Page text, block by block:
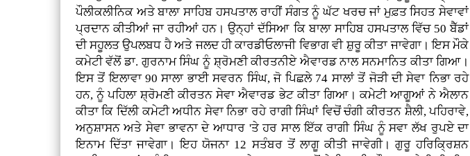
ਪੌਲੀਕਲੀਨਿਕ ਅਤੇ ਬਾਲਾ ਸਾਹਿਬ ਹਸਪਤਾਲ ਰਾਹੀਂ ਸੰਗਤ ਨੂੰ ਘੱਟ ਖਰਚ ਜਾਂ ਮੁਫ਼ਤ ਸਿਹਤ ਸੇਵਾਵਾਂ
ਪ੍ਰਦਾਨ ਕੀਤੀਆਂ ਜਾ ਰਹੀਆਂ ਹਨ। ਉਨ੍ਹਾਂ ਦੱਸਿਆ ਕਿ ਬਾਲਾ ਸਾਹਿਬ ਹਸਪਤਾਲ ਵਿੱਚ 50 ਬੈੱਡਾਂ
ਦੀ ਸਹੂਲਤ ਉਪਲਬਧ ਹੈ ਅਤੇ ਜਲਦ ਹੀ ਕਾਰਡੀਓਲਾਜੀ ਵਿਭਾਗ ਵੀ ਸ਼ੁਰੂ ਕੀਤਾ ਜਾਵੇਗਾ। ਇਸ ਮੌਕੇ
ਕਮੇਟੀ ਵੱਲੋਂ ਡਾ. ਗੁਰਨਾਮ ਸਿੰਘ ਨੂੰ ਸ਼੍ਰੋਮਣੀ ਕੀਰਤਨੀਏ ਐਵਾਰਡ ਨਾਲ ਸਨਮਾਨਿਤ ਕੀਤਾ ਗਿਆ।
ਇਸ ਤੋਂ ਇਲਾਵਾ 90 ਸਾਲਾ ਭਾਈ ਸਵਰਨ ਸਿੰਘ, ਜੋ ਪਿਛਲੇ 74 ਸਾਲਾਂ ਤੋਂ ਜੋੜੀ ਦੀ ਸੇਵਾ ਨਿਭਾ ਰਹੇ
ਹਨ, ਨੂੰ ਪਹਿਲਾ ਸ਼੍ਰੋਮਣੀ ਕੀਰਤਨ ਸੇਵਾ ਐਵਾਰਡ ਭੇਟ ਕੀਤਾ ਗਿਆ। ਕਮੇਟੀ ਆਗੂਆਂ ਨੇ ਐਲਾਨ
ਕੀਤਾ ਕਿ ਦਿੱਲੀ ਕਮੇਟੀ ਅਧੀਨ ਸੇਵਾ ਨਿਭਾ ਰਹੇ ਰਾਗੀ ਸਿੰਘਾਂ ਵਿਚੋਂ ਚੰਗੀ ਕੀਰਤਨ ਸ਼ੈਲੀ, ਪਹਿਰਾਵੇ,
ਅਨੁਸ਼ਾਸਨ ਅਤੇ ਸੇਵਾ ਭਾਵਨਾ ਦੇ ਆਧਾਰ 'ਤੇ ਹਰ ਸਾਲ ਇੱਕ ਰਾਗੀ ਸਿੰਘ ਨੂੰ ਸਵਾ ਲੱਖ ਰੁਪਏ ਦਾ
ਇਨਾਮ ਦਿੱਤਾ ਜਾਵੇਗਾ। ਇਹ ਯੋਜਨਾ 12 ਸਤੰਬਰ ਤੋਂ ਲਾਗੂ ਕੀਤੀ ਜਾਵੇਗੀ। ਗੁਰੂ ਹਰਿਕ੍ਰਿਸ਼ਨ